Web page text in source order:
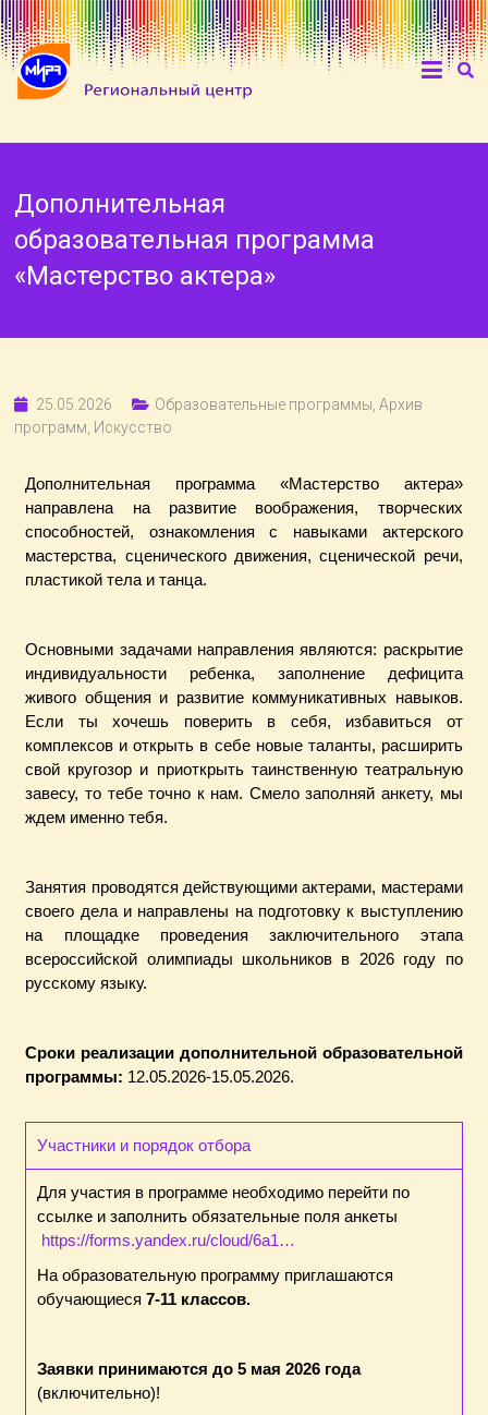
Дополнительная
образовательная программа
«Мастерство актера»
25.05.2026 Образовательные программы ,Архив
программ Искусство
Дополнительная программа «Мастерство актера»
направлена на развитие воображения, творческих
способностей, ознакомления с навыками актерского
мастерства, сценического движения, сценической речи,
пластикой тела и танца.
Основными задачами направления являются: раскрытие
индивидуальности ребенка, заполнение дефицита
живого общения и развитие коммуникативных навыков.
Если ты хочешь поверить в себя, избавиться от
комплексов и открыть в себе новые таланты, расширить
свой кругозор и приоткрыть таинственную театральную
завесу, то тебе точно к нам. Смело заполняй анкету, мы
ждем именно тебя.
Занятия проводятся действующими актерами, мастерами
своего дела и направлены на подготовку к выступлению
на площадке проведения заключительного этапа
всероссийской олимпиады школьников в 2026 году по
русскому языку.
Сроки реализации дополнительной образовательной
программы: 12.05.2026-15.05.2026.
Участники и порядок отбора
Для участия в программе необходимо перейти по
ссылке и заполнить обязательные поля анкеты
https://forms.yandex.ru/cloud/6a1…
На образовательную программу приглашаются
обучающиеся7-11 классов.
Заявки принимаются до 5 мая 2026 года
(включительно)!